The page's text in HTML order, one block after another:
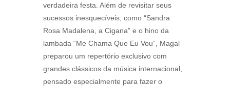
verdadeira festa. Além de revisitar seus
sucessos inesquecíveis, como “Sandra
Rosa Madalena, a Cigana” e o hino da
lambada “Me Chama Que Eu Vou”, Magal
preparou um repertório exclusivo com
grandes clássicos da música internacional,
pensado especialmente para fazer o